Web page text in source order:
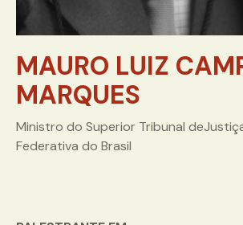
MAURO LUIZ
MARQUES
Ministro do Superior Tribunal
Federativa do Brasil